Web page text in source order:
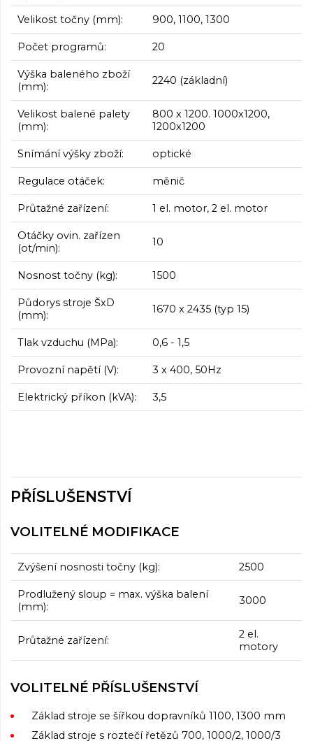
Velikost točny (mm): 900, 1100, 1300
Počet programů: 20
Výška baleného zboží
(mm):
2240 (základní)
Velikost balené palety
(mm):
800 x 1200. 1000x1200,
1200x1200
Snímání výšky zboží: optické
Regulace otáček: měnič
Průtažné zařízení: 1 el. motor, 2 el. motor
Otáčky ovin. zařízen
(ot/min):
10
Nosnost točny (kg): 1500
Půdorys stroje ŠxD
(mm):
1670 x 2435 (typ 15)
Tlak vzduchu (MPa): 0,6 - 1,5
Provozní napětí (V): 3 x 400, 50Hz
Elektrický příkon (kVA): 3,5
PŘÍSLUŠENSTVÍ
VOLITELNÉ MODIFIKACE
Zvýšení nosnosti točny (kg): 2500
Prodlužený sloup = max. výška balení
(mm):
3000
Průtažné zařízení:
2 el.
motory
VOLITELNÉ PŘÍSLUŠENSTVÍ
Základ stroje se šířkou dopravníků 1100, 1300 mm
Základ stroje s roztečí řetězů 700, 1000/2, 1000/3